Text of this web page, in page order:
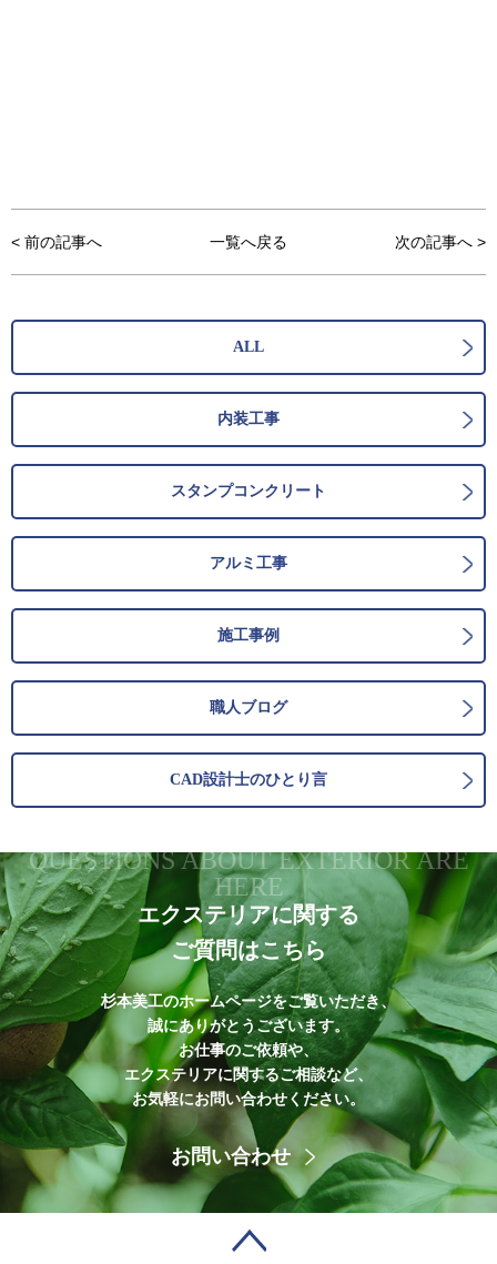
一覧へ戻る
< 前の記事へ 次の記事へ >
ALL
内装工事
スタンプコンクリート
アルミ工事
施工事例
職人ブログ
CAD設計士のひとり言
QUESTIONS ABOUT EXTERIOR ARE
HERE
エクステリアに関する
ご質問はこちら
杉本美工のホームページをご覧いただき、
誠にありがとうございます。
お仕事のご依頼や、
エクステリアに関するご相談など、
お気軽にお問い合わせください。
お問い合わせ